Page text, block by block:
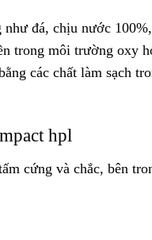
đá, chịu nước
trong môi trường oxy
các chất làm sạch
hpl
cứng và chắc, bên